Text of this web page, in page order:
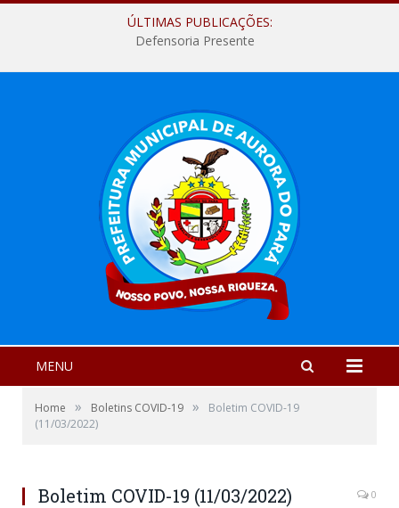
ÚLTIMAS PUBLICAÇÕES:
Defensoria Presente
MENU
Home » Boletins COVID-19 »
Boletim COVID-19
(11/03/2022)
Boletim COVID-19 (11/03/2022) 0